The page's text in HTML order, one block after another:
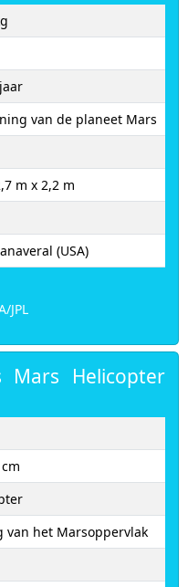
van de planeet Mars
m x 2,2 m
(USA)
JPL
Mars Helicopter
van het Marsoppervlak